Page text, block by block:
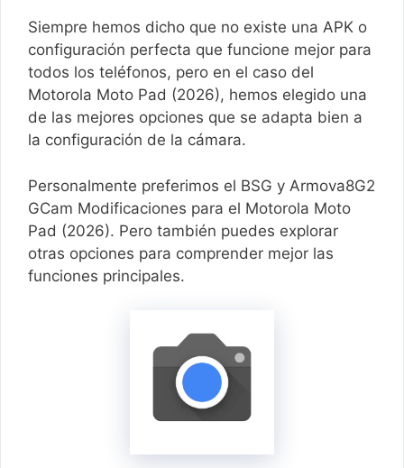
Siempre hemos dicho que no existe una APK o
configuración perfecta que funcione mejor para
todos los teléfonos, pero en el caso del
Motorola Moto Pad (2026), hemos elegido una
de las mejores opciones que se adapta bien a
la configuración de la cámara.
Personalmente preferimos el BSG y Armova8G2
GCam Modificaciones para el Motorola Moto
Pad (2026). Pero también puedes explorar
otras opciones para comprender mejor las
funciones principales.